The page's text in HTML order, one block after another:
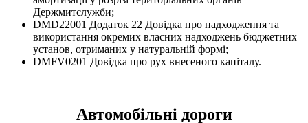
Держмитслужби;
DMD22001 Додаток 22 Довідка про надходження та
використання окремих власних надходжень бюджетних
установ, отриманих у натуральній формі;
DMFV0201 Довідка про рух внесеного капіталу.
Автомобільні дороги